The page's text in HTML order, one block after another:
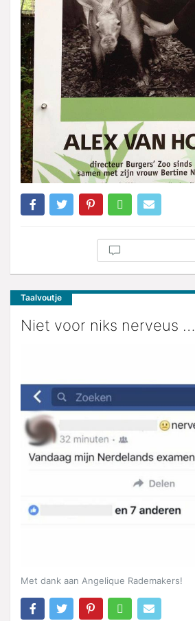
Taalvoutje
Niet voor niks nerveus …
Met dank aan Angelique Rademakers!